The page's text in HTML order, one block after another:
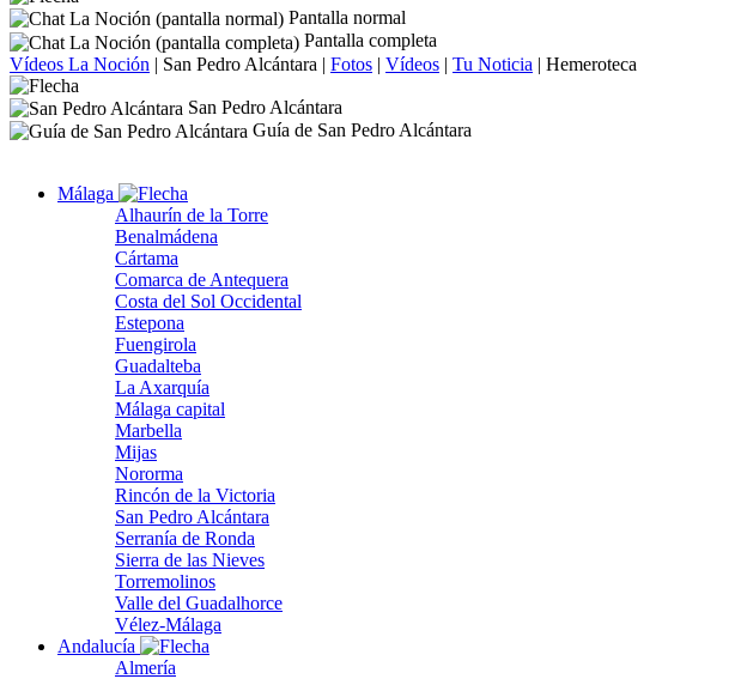
Pantalla normal
Pantalla completa
Vídeos La Noción | San Pedro Alcántara | Fotos | Vídeos | Tu Noticia | Hemeroteca
San Pedro Alcántara
Guía de San Pedro Alcántara
Málaga
Alhaurín de la Torre
Benalmádena
Cártama
Comarca de Antequera
Costa del Sol Occidental
Estepona
Fuengirola
Guadalteba
La Axarquía
Málaga capital
Marbella
Mijas
Nororma
Rincón de la Victoria
San Pedro Alcántara
Serranía de Ronda
Sierra de las Nieves
Torremolinos
Valle del Guadalhorce
Vélez-Málaga
Andalucía
Almería